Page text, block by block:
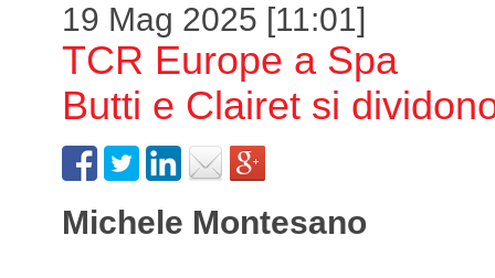
19 Mag 2025 [11:01]
TCR Europe a Spa
Butti e Clairet si
Michele Montesano